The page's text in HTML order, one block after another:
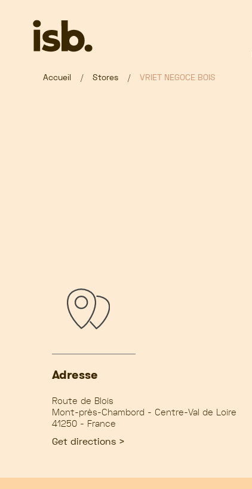
Passer au contenu principal
Accueil Stores VRIET NEGOCE BOIS
Adresse
Route de Blois
Mont-près-Chambord - Centre-Val de Loire
41250 - France
Get directions >